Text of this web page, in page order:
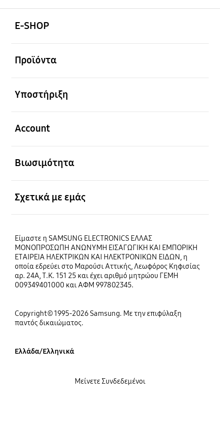
E-SHOP
Προϊόντα
Υποστήριξη
Account
Βιωσιμότητα
Σχετικά με εμάς
Είμαστε η SAMSUNG ELECTRONICS ΕΛΛΑΣ
ΜΟΝΟΠΡΟΣΩΠΗ ΑΝΩΝΥΜΗ ΕΙΣΑΓΩΓΙΚΗ ΚΑΙ ΕΜΠΟΡΙΚΗ
ΕΤΑΙΡΕΙΑ ΗΛΕΚΤΡΙΚΩΝ ΚΑΙ ΗΛΕΚΤΡΟΝΙΚΩΝ ΕΙΔΩΝ, η
οποία εδρεύει στο Μαρούσι Αττικής, Λεωφόρος Κηφισίας
αρ. 24Α, Τ.Κ. 151 25 και έχει αριθμό μητρώου ΓΕΜΗ
009349401000 και ΑΦΜ 997802345.
Copyright© 1995-2026 Samsung. Με την επιφύλαξη
παντός δικαιώματος.
Ελλάδα/Ελληνικά
Μείνετε Συνδεδεμένοι